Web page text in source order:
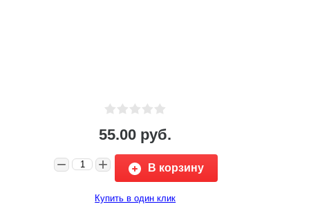
55.00 руб.
− + В корзину
Купить в один клик